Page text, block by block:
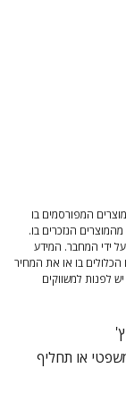
המפורסמים בו
הנזכרים בו.
ידי המחבר. המידע
בו או את המחיר
לפנות למשווקים
או תחליף